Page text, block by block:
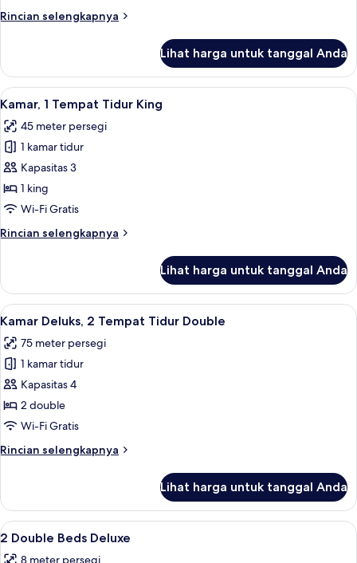
Twin
Rincian selengkapnya
Rincian
Kamar,
Tempat
Twin
(Opera
Lihat harga untuk tanggal Anda
Lihat
semua
foto
untuk
Kamar,
1
Tempat
King
Seprai premium, selimut bulu angsa,
4
Kamar, 1 Tempat Tidur King
45 meter persegi
1 kamar tidur
Kapasitas 3
1 king
Wi-Fi Gratis
Rincian selengkapnya
Rincian
Kamar,
Tempat
King
Lihat harga untuk tanggal Anda
Lihat
semua
foto
untuk
Kamar
Deluks,
2
Tidur
Kamar Deluks, 2 Tempat Tidur
5
Kamar Deluks, 2 Tempat Tidur Double
75 meter persegi
1 kamar tidur
Kapasitas 4
2 double
Wi-Fi Gratis
Rincian selengkapnya
Rincian
Kamar
Deluks,
2
Lihat harga untuk tanggal Anda
Lihat
semua
Seprai premium, selimut bulu angsa,
2
2 Double Beds Deluxe
8 meter persegi